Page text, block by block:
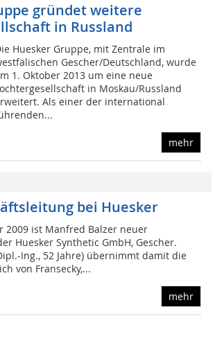
gründet weitere
in Russland
Huesker Gruppe, mit Zentrale im
Gescher/Deutschland, wurde
1. Oktober 2013 um eine neue
in Moskau/Russland
Als einer der international
mehr
bei Huesker
2009 ist Manfred Balzer neuer
Huesker Synthetic GmbH, Gescher.
Ing., 52 Jahre) übernimmt damit die
von Fransecky,...
mehr